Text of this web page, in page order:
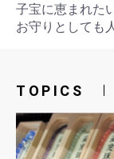
子宝に恵まれた
お守りとしても
TOPICS